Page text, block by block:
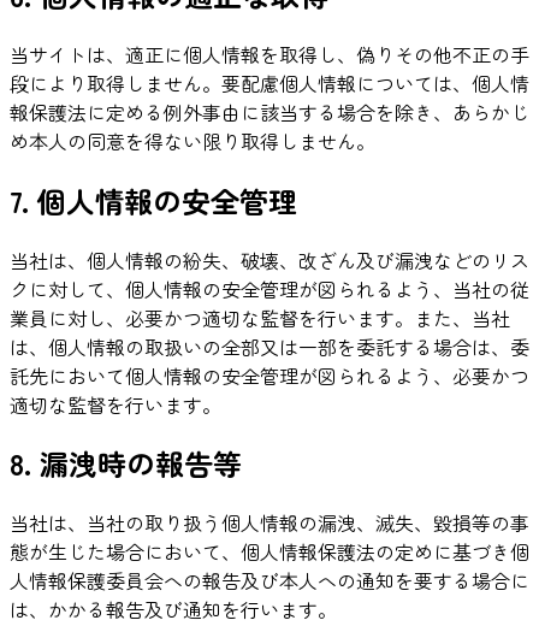
当サイトは、適正に個人情報を取得し、偽りその他不正の手
段により取得しません。要配慮個人情報については、個人情
報保護法に定める例外事由に該当する場合を除き、あらかじ
め本人の同意を得ない限り取得しません。
7. 個人情報の安全管理
当社は、個人情報の紛失、破壊、改ざん及び漏洩などのリス
クに対して、個人情報の安全管理が図られるよう、当社の従
業員に対し、必要かつ適切な監督を行います。また、当社
は、個人情報の取扱いの全部又は一部を委託する場合は、委
託先において個人情報の安全管理が図られるよう、必要かつ
適切な監督を行います。
8. 漏洩時の報告等
当社は、当社の取り扱う個人情報の漏洩、滅失、毀損等の事
態が生じた場合において、個人情報保護法の定めに基づき個
人情報保護委員会への報告及び本人への通知を要する場合に
は、かかる報告及び通知を行います。